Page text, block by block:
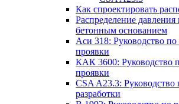
Как спроектировать
Распределение
бетонным основанием
Аси 318: Руководство
проявки
КАК 3600: Руководство
проявки
CSA A23.3: Руководство
разработки